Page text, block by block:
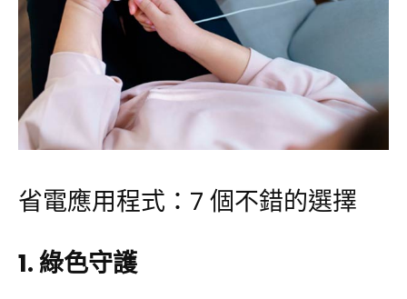
省電應用程式：7 個不錯的選擇
1. 綠色守護